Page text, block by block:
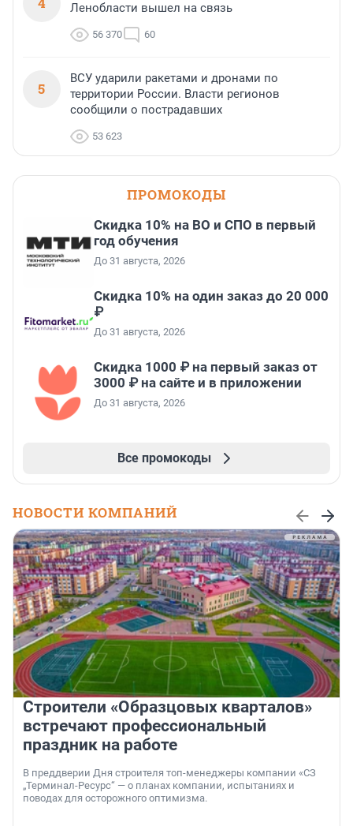
Ленобласти вышел на связь
56 370 60
5
ВСУ ударили ракетами и дронами по
территории России. Власти регионов
сообщили о пострадавших
53 623
ПРОМОКОДЫ
Скидка 10% на ВО и СПО в первый
год обучения
До 31 августа, 2026
Скидка 10% на один заказ до 20 000
₽
До 31 августа, 2026
Скидка 1000 ₽ на первый заказ от
3000 ₽ на сайте и в приложении
До 31 августа, 2026
Все промокоды
НОВОСТИ КОМПАНИЙ
Строители «Образцовых кварталов»
встречают профессиональный
праздник на работе
В преддверии Дня строителя топ-менеджеры компании «СЗ
„Терминал-Ресурс“ — о планах компании, испытаниях и
поводах для осторожного оптимизма.